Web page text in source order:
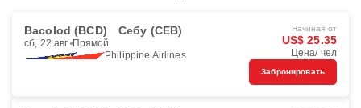
Bacolod (BCD) Себу (CEB)
сб, 22 авг. Прямой
Philippine Airlines
Начиная от
US$ 25.35
Цена/ чел
Забронировать